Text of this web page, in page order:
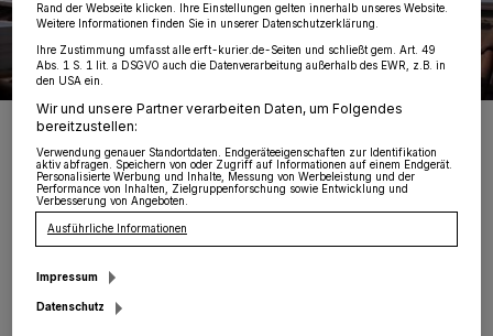
Foto: pixabay.com/MariaGodfrida
Der kontinuierliche Fortschritt der
Rand der Webseite klicken. Ihre Einstellungen gelten innerhalb unseres Website.
Weitere Informationen finden Sie in unserer Datenschutzerklärung.
Ihre Zustimmung umfasst alle erft-kurier.de-Seiten und schließt gem. Art. 49
Abs. 1 S. 1 lit. a DSGVO auch die Datenverarbeitung außerhalb des EWR, z.B. in
den USA ein.
Wir und unsere Partner verarbeiten Daten, um Folgendes
bereitzustellen:
Verwendung genauer Standortdaten. Endgeräteeigenschaften zur Identifikation
aktiv abfragen. Speichern von oder Zugriff auf Informationen auf einem Endgerät.
Personalisierte Werbung und Inhalte, Messung von Werbeleistung und der
Performance von Inhalten, Zielgruppenforschung sowie Entwicklung und
Verbesserung von Angeboten.
Ausführliche Informationen
Impressum
Datenschutz